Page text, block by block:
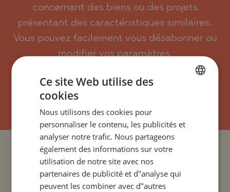
concernant des biens ou des projets
présentant des caractéristiques similaires.
Vous pouvez facilement vous désabonner ou
modifier vos paramètres.
PROJETS ET PROPRIÉTÉS PAR PAYS
PROJETS ET PROPRIÉTÉS PAR COLONIE
GERMAN
Ce site Web utilise des
cookies
Nous utilisons des cookies pour
personnaliser le contenu, les publicités et
analyser notre trafic. Nous partageons
également des informations sur votre
utilisation de notre site avec nos
partenaires de publicité et d"analyse qui
peuvent les combiner avec d"autres